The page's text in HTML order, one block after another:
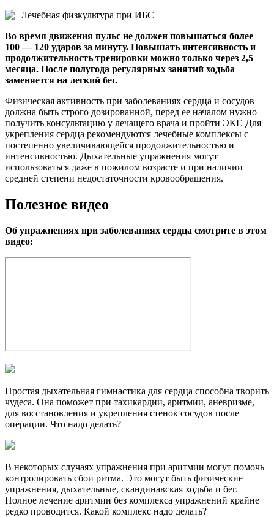
Лечебная физкультура при ИБС
Во время движения пульс не должен повышаться более
100 — 120 ударов за минуту. Повышать интенсивность и
продолжительность тренировки можно только через 2,5
месяца. После полугода регулярных занятий ходьба
заменяется на легкий бег.
Физическая активность при заболеваниях сердца и сосудов
должна быть строго дозированной, перед ее началом нужно
получить консультацию у лечащего врача и пройти ЭКГ. Для
укрепления сердца рекомендуются лечебные комплексы с
постепенно увеличивающейся продолжительностью и
интенсивностью. Дыхательные упражнения могут
использоваться даже в пожилом возрасте и при наличии
средней степени недостаточности кровообращения.
Полезное видео
Об упражнениях при заболеваниях сердца смотрите в этом
видео:
Простая дыхательная гимнастика для сердца способна творить
чудеса. Она поможет при тахикардии, аритмии, аневризме,
для восстановления и укрепления стенок сосудов после
операции. Что надо делать?
В некоторых случаях упражнения при аритмии могут помочь
контролировать сбои ритма. Это могут быть физические
упражнения, дыхательные, скандинавская ходьба и бег.
Полное лечение аритмии без комплекса упражнений крайне
редко проводится. Какой комплекс надо делать?